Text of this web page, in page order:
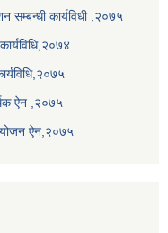
सम्बन्धी कार्यविधी ,२०७५
ऐन ,२०७५
ऐन,२०७५